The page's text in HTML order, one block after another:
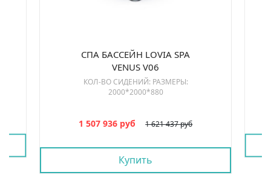
СПА БАССЕЙН LOVIA SPA
VENUS V06
КОЛ-ВО СИДЕНИЙ: РАЗМЕРЫ:
2000*2000*880
1 621 437 руб
1 507 936 руб
Купить